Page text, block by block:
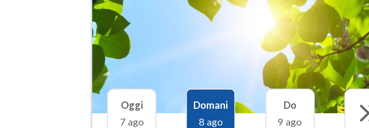
Oggi
7 ago
Domani
8 ago
Do
9 ago